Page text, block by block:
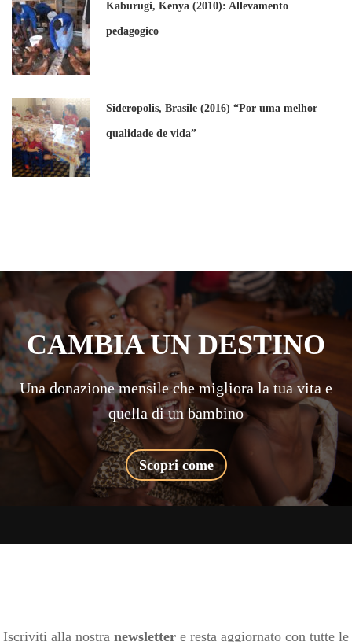
Kaburugi, Kenya (2010): Allevamento
pedagogico
Sideropolis, Brasile (2016) “Por uma melhor
qualidade de vida”
CAMBIA UN DESTINO
Una donazione mensile che migliora la tua vita e
quella di un bambino
Scopri come
Iscriviti alla nostra newsletter e resta aggiornato con tutte le